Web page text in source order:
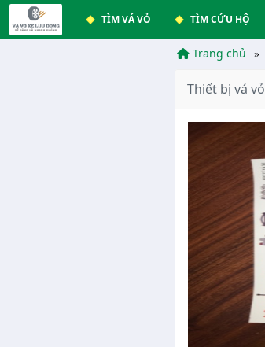
TÌM VÁ VỎ TÌM CỨU HỘ
Trang chủ
Thiết bị vá vỏ